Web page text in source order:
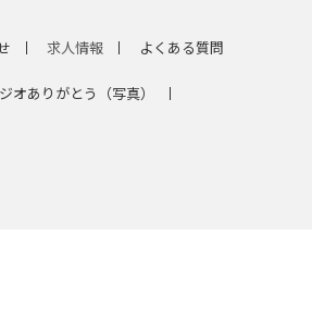
求人情報 よくある質問
オありがとう（写真）